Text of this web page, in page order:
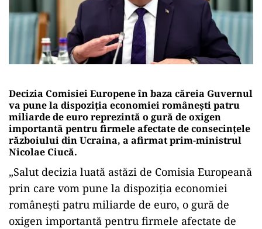
Decizia Comisiei Europene în baza căreia Guvernul
va pune la dispoziţia economiei româneşti patru
miliarde de euro reprezintă o gură de oxigen
importantă pentru firmele afectate de consecinţele
războiului din Ucraina, a afirmat prim-ministrul
Nicolae Ciucă.
„Salut decizia luată astăzi de Comisia Europeană
prin care vom pune la dispoziţia economiei
româneşti patru miliarde de euro, o gură de
oxigen importantă pentru firmele afectate de